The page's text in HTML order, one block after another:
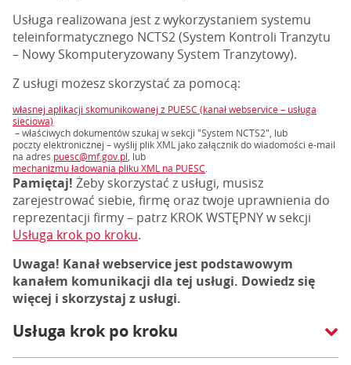
Usługa realizowana jest z wykorzystaniem systemu
teleinformatycznego NCTS2 (System Kontroli Tranzytu
– Nowy Skomputeryzowany System Tranzytowy).
Z usługi możesz skorzystać za pomocą:
własnej aplikacji skomunikowanej z PUESC (kanał webservice – usługa
sieciowa)
– właściwych dokumentów szukaj w sekcji "System NCTS2", lub
poczty elektronicznej – wyślij plik XML jako załącznik do wiadomości e-mail
na adres puesc@mf.gov.pl , lub
mechanizmu ładowania pliku XML na PUESC
Pamiętaj! Żeby skorzystać z usługi, musisz
zarejestrować siebie, firmę oraz twoje uprawnienia do
reprezentacji firmy – patrz KROK WSTĘPNY w sekcji
Usługa krok po kroku.
Uwaga! Kanał webservice jest podstawowym
kanałem komunikacji dla tej usługi. Dowiedz się
więcej i skorzystaj z usługi.
Usługa krok po kroku